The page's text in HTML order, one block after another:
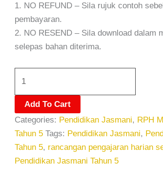
1. NO REFUND – Sila rujuk contoh
pembayaran.
2. NO RESEND – Sila download dalam
selepas bahan diterima.
Add To Cart
Categories: Pendidikan Jasmani, RPH
Tahun 5 Tags: Pendidikan Jasmani,
Tahun 5, rancangan pengajaran harian
Pendidikan Jasmani Tahun 5